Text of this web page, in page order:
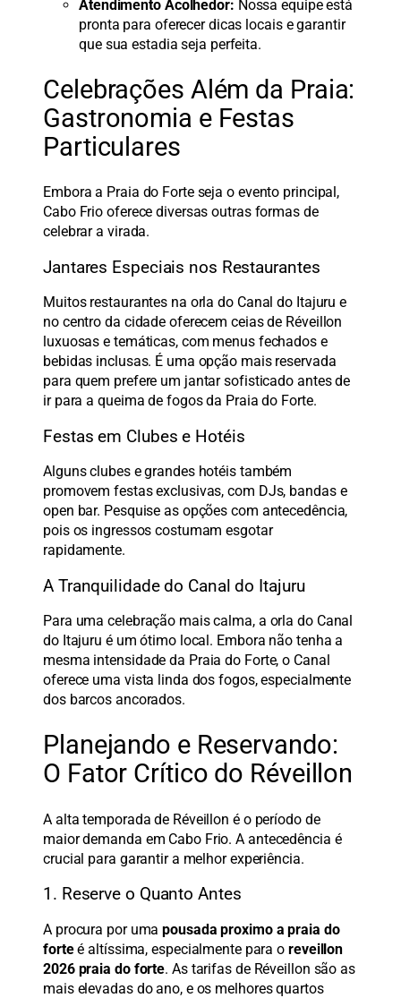
Atendimento Acolhedor: Nossa equipe está
pronta para oferecer dicas locais e garantir
que sua estadia seja perfeita.
Celebrações Além da Praia:
Gastronomia e Festas
Particulares
Embora a Praia do Forte seja o evento principal,
Cabo Frio oferece diversas outras formas de
celebrar a virada.
Jantares Especiais nos Restaurantes
Muitos restaurantes na orla do Canal do Itajuru e
no centro da cidade oferecem ceias de Réveillon
luxuosas e temáticas, com menus fechados e
bebidas inclusas. É uma opção mais reservada
para quem prefere um jantar sofisticado antes de
ir para a queima de fogos da Praia do Forte.
Festas em Clubes e Hotéis
Alguns clubes e grandes hotéis também
promovem festas exclusivas, com DJs, bandas e
open bar. Pesquise as opções com antecedência,
pois os ingressos costumam esgotar
rapidamente.
A Tranquilidade do Canal do Itajuru
Para uma celebração mais calma, a orla do Canal
do Itajuru é um ótimo local. Embora não tenha a
mesma intensidade da Praia do Forte, o Canal
oferece uma vista linda dos fogos, especialmente
dos barcos ancorados.
Planejando e Reservando:
O Fator Crítico do Réveillon
A alta temporada de Réveillon é o período de
maior demanda em Cabo Frio. A antecedência é
crucial para garantir a melhor experiência.
1. Reserve o Quanto Antes
A procura por umapousada proximo a praia do
forteé altíssima, especialmente para o reveillon
2026 praia do forte. As tarifas de Réveillon são as
mais elevadas do ano, e os melhores quartos